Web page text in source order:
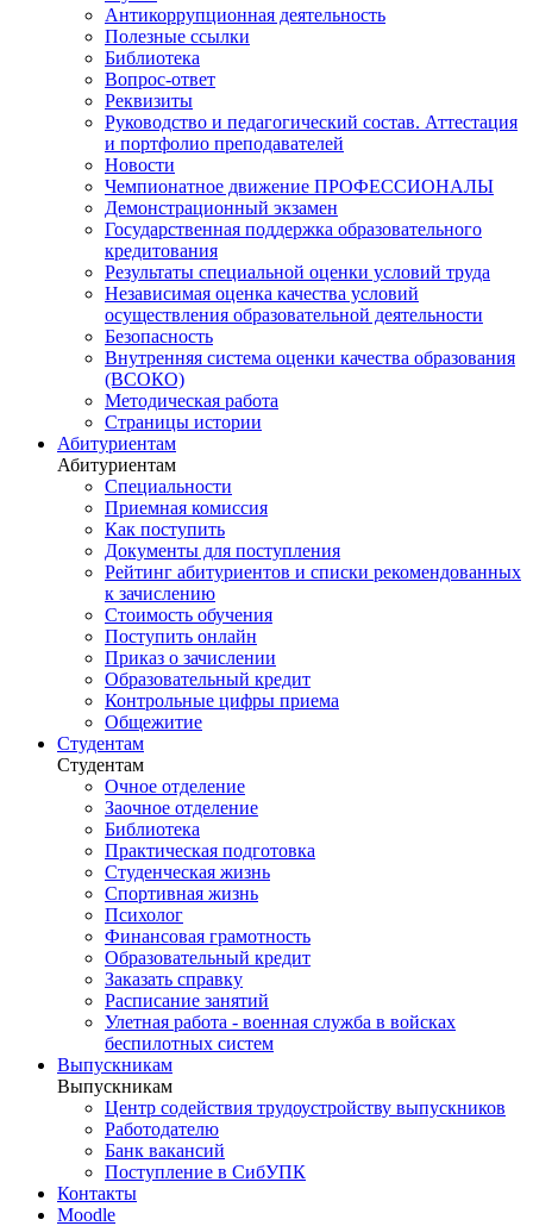
Антикоррупционная деятельность
Полезные ссылки
Библиотека
Вопрос-ответ
Реквизиты
Руководство и педагогический состав. Аттестация
и портфолио преподавателей
Новости
Чемпионатное движение ПРОФЕССИОНАЛЫ
Демонстрационный экзамен
Государственная поддержка образовательного
кредитования
Результаты специальной оценки условий труда
Независимая оценка качества условий
осуществления образовательной деятельности
Безопасность
Внутренняя система оценки качества образования
(ВСОКО)
Методическая работа
Страницы истории
Абитуриентам
Абитуриентам
Специальности
Приемная комиссия
Как поступить
Документы для поступления
Рейтинг абитуриентов и списки рекомендованных
к зачислению
Стоимость обучения
Поступить онлайн
Приказ о зачислении
Образовательный кредит
Контрольные цифры приема
Общежитие
Студентам
Студентам
Очное отделение
Заочное отделение
Библиотека
Практическая подготовка
Студенческая жизнь
Спортивная жизнь
Психолог
Финансовая грамотность
Образовательный кредит
Заказать справку
Расписание занятий
Улетная работа - военная служба в войсках
беспилотных систем
Выпускникам
Выпускникам
Центр содействия трудоустройству выпускников
Работодателю
Банк вакансий
Поступление в СибУПК
Контакты
Moodle